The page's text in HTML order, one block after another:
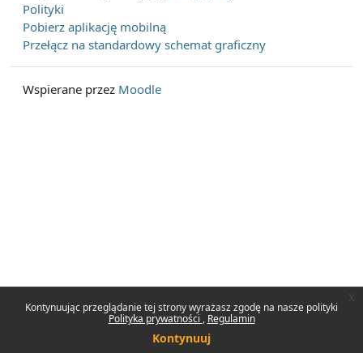
Kontynuując przeglądanie tej strony wyrażasz zgodę na nasze polityki
Polityka prywatności
Regulamin
Kontynuuj
Polityki
Pobierz aplikację mobilną
Przełącz na standardowy schemat graficzny
Wspierane przez Moodle